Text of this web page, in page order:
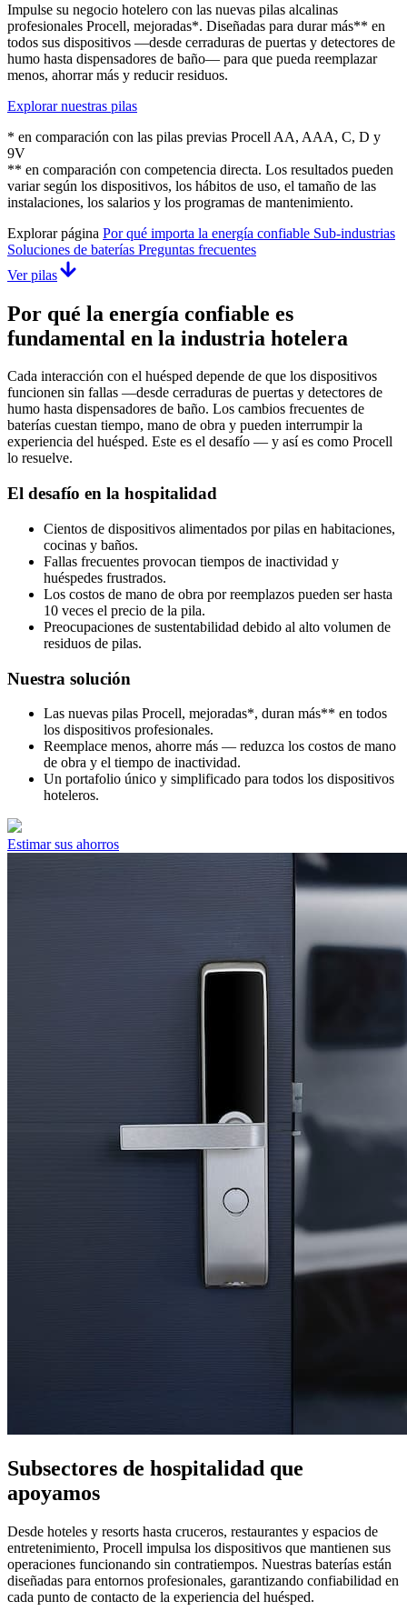
Impulse su negocio hotelero con las nuevas pilas alcalinas
profesionales Procell, mejoradas*. Diseñadas para durar más** en
todos sus dispositivos —desde cerraduras de puertas y detectores de
humo hasta dispensadores de baño— para que pueda reemplazar
menos, ahorrar más y reducir residuos.
Explorar nuestras pilas
* en comparación con las pilas previas Procell AA, AAA, C, D y
9V
** en comparación con competencia directa. Los resultados pueden
variar según los dispositivos, los hábitos de uso, el tamaño de las
instalaciones, los salarios y los programas de mantenimiento.
Explorar página Por qué importa la energía confiable Sub-industrias
Soluciones de baterías Preguntas frecuentes
Ver pilas
Por qué la energía confiable es
fundamental en la industria hotelera
Cada interacción con el huésped depende de que los dispositivos
funcionen sin fallas —desde cerraduras de puertas y detectores de
humo hasta dispensadores de baño. Los cambios frecuentes de
baterías cuestan tiempo, mano de obra y pueden interrumpir la
experiencia del huésped. Este es el desafío — y así es como Procell
lo resuelve.
El desafío en la hospitalidad
Cientos de dispositivos alimentados por pilas en habitaciones,
cocinas y baños.
Fallas frecuentes provocan tiempos de inactividad y
huéspedes frustrados.
Los costos de mano de obra por reemplazos pueden ser hasta
10 veces el precio de la pila.
Preocupaciones de sustentabilidad debido al alto volumen de
residuos de pilas.
Nuestra solución
Las nuevas pilas Procell, mejoradas*, duran más** en todos
los dispositivos profesionales.
Reemplace menos, ahorre más — reduzca los costos de mano
de obra y el tiempo de inactividad.
Un portafolio único y simplificado para todos los dispositivos
hoteleros.
Estimar sus ahorros
Subsectores de hospitalidad que
apoyamos
Desde hoteles y resorts hasta cruceros, restaurantes y espacios de
entretenimiento, Procell impulsa los dispositivos que mantienen sus
operaciones funcionando sin contratiempos. Nuestras baterías están
diseñadas para entornos profesionales, garantizando confiabilidad en
cada punto de contacto de la experiencia del huésped.